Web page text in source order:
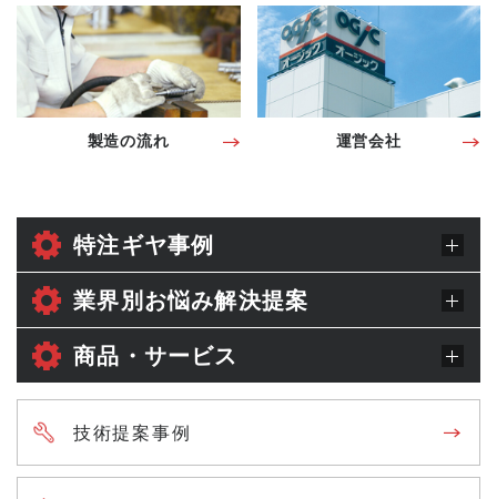
特注ギヤ事例
業界別お悩み解決提案
商品・サービス
技術提案事例
製造の流れ 運営会社